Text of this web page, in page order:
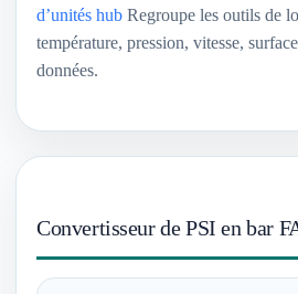
d’unités hub Regroupe les outils de
température, pression, vitesse,
données.
Convertisseur de PSI en bar